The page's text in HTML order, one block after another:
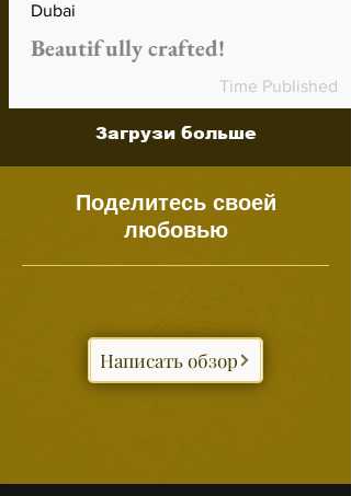
Dubai
Beautifully crafted!
Time Published
Загрузи больше
Поделитесь своей
любовью
Написать обзор